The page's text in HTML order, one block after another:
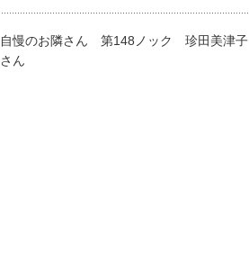
自慢のお隣さん 第148ノック 珍田美津子
さん